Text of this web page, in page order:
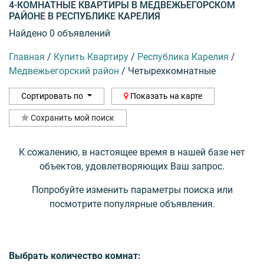
4-КОМНАТНЫЕ КВАРТИРЫ В МЕДВЕЖЬЕГОРСКОМ
РАЙОНЕ В РЕСПУБЛИКЕ КАРЕЛИЯ
Найдено 0 объявлений
Главная / Купить Квартиру / Республика Карелия /
Медвежьегорский район / Четырехкомнатные
Сортировать по Показать на карте
Сохранить мой поиск
К сожалению, в настоящее время в нашей базе нет
объектов, удовлетворяющих Ваш запрос.
Попробуйте изменить параметры поиска или
посмотрите популярные объявления.
Выбрать количество комнат: